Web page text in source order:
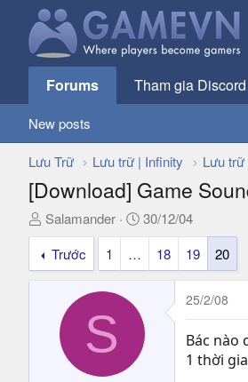
Forums Tham gia Discord
New posts
Lưu Trữ Lưu trữ | Infinity Lưu trữ
[Download] Game
T
h
e
Salamander
N
g
y
i
30/12/04
Trước
1 … 18 19 20
S
25/2/08
Bác nào
1 thời